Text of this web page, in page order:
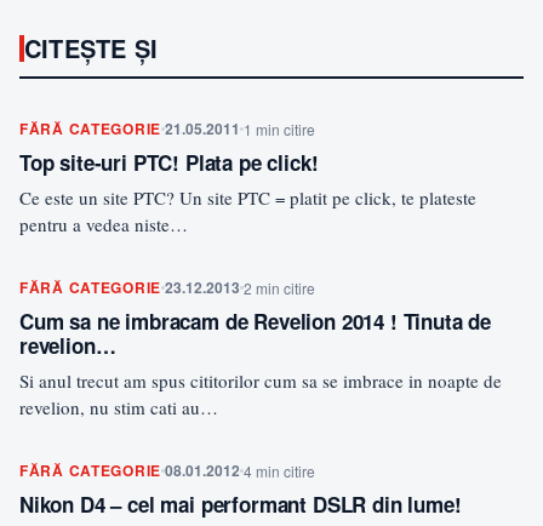
CITEȘTE ȘI
FĂRĂ CATEGORIE21.05.2011 1 min citire
Top site-uri PTC! Plata pe click!
Ce este un site PTC? Un site PTC = platit pe click, te plateste
pentru a vedea niste…
FĂRĂ CATEGORIE23.12.20132 min citire
Cum sa ne imbracam de Revelion 2014 ! Tinuta de
revelion…
Si anul trecut am spus cititorilor cum sa se imbrace in noapte de
revelion, nu stim cati au…
FĂRĂ CATEGORIE08.01.20124 min citire
Nikon D4 – cel mai performant DSLR din lume!